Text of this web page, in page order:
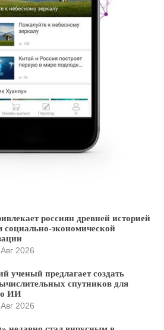
россиян древней историей
социально-экономической
2026
ученый предлагает создать
спутников для
ИИ
2026